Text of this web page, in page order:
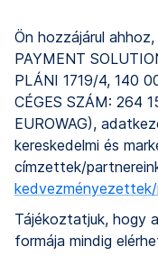
Ön hozzájárul
PAYMENT
PLÁNI 1719/4, 140
CÉGES SZÁM: 264
EUROWAG),
kereskedelmi és
címzettek/
Tájékoztatjuk, hogy
formája mindig